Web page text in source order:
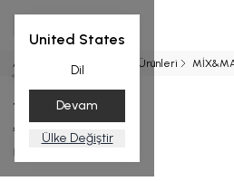
United States
Dil
Devam
Ülke Değiştir
Ana Sayfa Entegrasyon Ürünleri
Tek İpli Bikini Alt
₺ 3,599.00
BA.4560-26_R115_42